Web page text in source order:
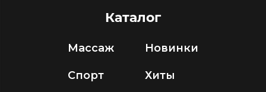
Каталог
Массаж
Спорт
Новинки
Хиты